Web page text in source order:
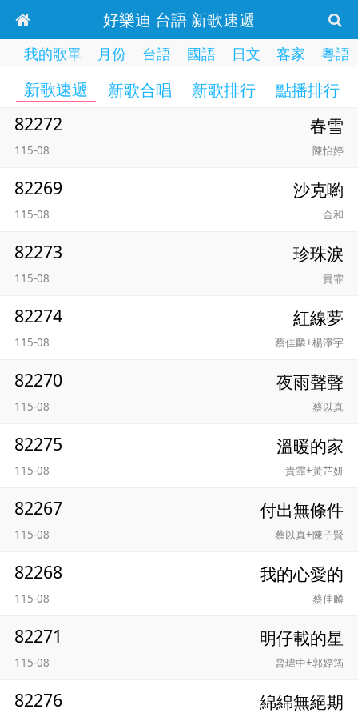
好樂迪 台語 新歌速遞
我的歌單 月份 台語 國語 日文 客家 粵語
新歌速遞 新歌合唱 新歌排行 點播排行
82272 春雪
115-08 陳怡婷
82269 沙克喲
115-08 金和
82273 珍珠淚
115-08 貴霏
82274 紅線夢
115-08 蔡佳麟+楊淨宇
82270 夜雨聲聲
115-08 蔡以真
82275 溫暖的家
115-08 貴霏+黃芷妍
82267 付出無條件
115-08 蔡以真+陳子賢
82268 我的心愛的
115-08 蔡佳麟
82271 明仔載的星
115-08 曾瑋中+郭婷筠
82276 綿綿無絕期